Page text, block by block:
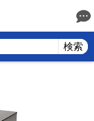
検索